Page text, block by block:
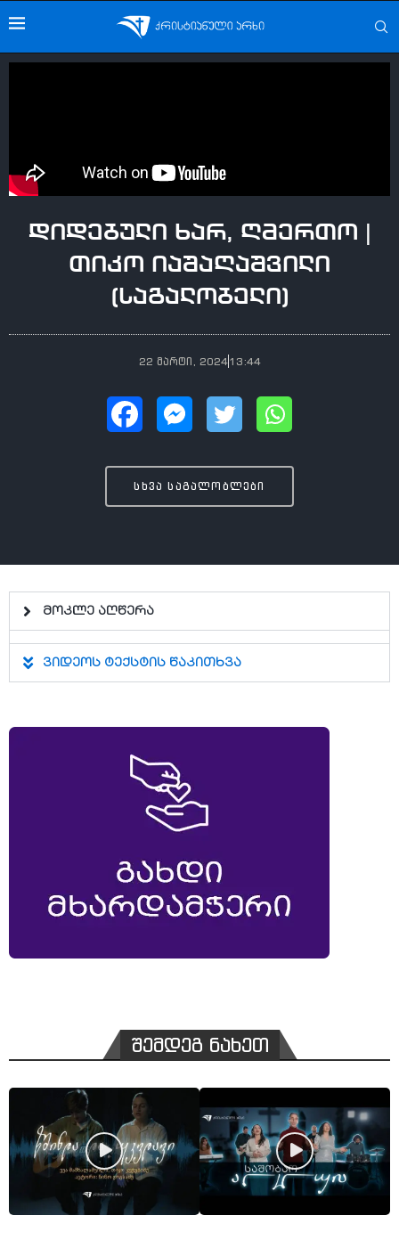
დიდებული ხარ, ღმერთო |
თიკო იაშაღაშვილი
(საგალობელი)
22 მარტი, 202413:44
სხვა საგალობლები
მოკლე აღწერა
ვიდეოს ტექსტის წაკითხვა
შემდეგ ნახეთ